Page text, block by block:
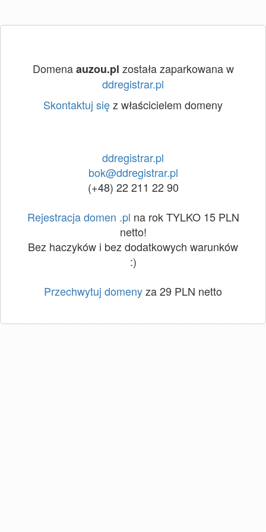
Domenaauzou.pl została zaparkowana w
ddregistrar.pl
Skontaktuj sięz właścicielem domeny
ddregistrar.pl
bok@ddregistrar.pl
(+48) 22 211 22 90
Rejestracja domen .pl na rok TYLKO 15 PLN
netto!
Bez haczyków i bez dodatkowych warunków
:)
Przechwytuj domenyza 29 PLN netto